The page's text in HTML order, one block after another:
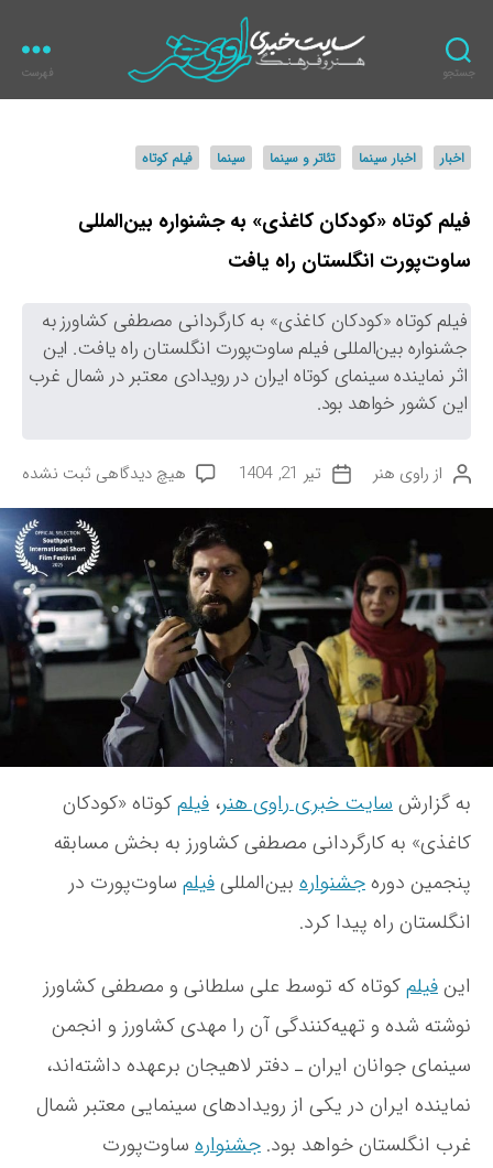
جستجو
ر
و
ی
ن
ر
فهرست
د
س
ه‌
ا
اخبار اخبار سینما تئاتر و سینما سینما فیلم کوتاه
فیلم کوتاه «کودکان کاغذی» به جشنواره بین‌المللی
ساوت‌پورت انگلستان راه یافت
فیلم کوتاه «کودکان کاغذی» به کارگردانی مصطفی کشاورز به
جشنواره بین‌المللی فیلم ساوت‌پورت انگلستان راه یافت. این
اثر نماینده سینمای کوتاه ایران در رویدادی معتبر در شمال غرب
این کشور خواهد بود.
ن
د
ه
ن
از راوی هنر
ت
ن
و
ش
ت
ه
تیر 21, 1404 هیچ دیدگاهی ب
ا
ی
ف
ی
ل
م
ک
و
ه
«
ک
و
ک
ا
ذ
ی
»
ب
ثبت نشده
به گزارشسایت خبری راوی هنر، فیلمکوتاه «کودکان
کاغذی» به کارگردانی مصطفی کشاورز به بخش مسابقه
پنجمین دورهجشنواره بین‌المللیفیلم ساوت‌پورت در
انگلستان راه پیدا کرد.
اینفیلمکوتاه که توسط علی سلطانی و مصطفی کشاورز
نوشته شده و تهیه‌کنندگی آن را مهدی کشاورز و انجمن
سینمای جوانان ایران ـ دفتر لاهیجان برعهده داشته‌اند،
نماینده ایران در یکی از رویدادهای سینمایی معتبر شمال
غرب انگلستان خواهد بود. جشنواره ساوت‌پورت